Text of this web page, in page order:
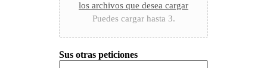
los archivos que desea cargar
Puedes cargar hasta 3.
Sus otras peticiones